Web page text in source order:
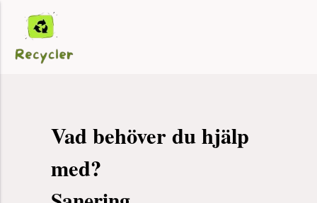
Vad behöver du hjälp
med?
Sanering